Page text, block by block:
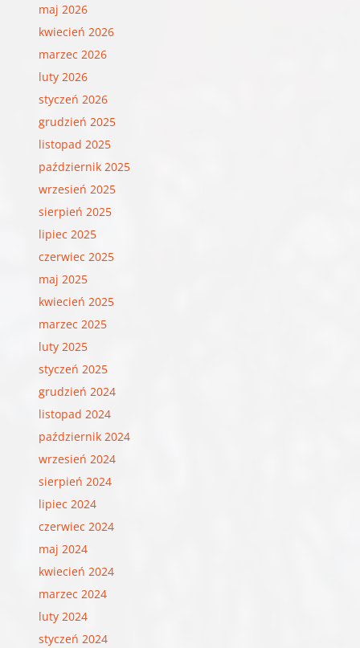
maj 2026
kwiecień 2026
marzec 2026
luty 2026
styczeń 2026
grudzień 2025
listopad 2025
październik 2025
wrzesień 2025
sierpień 2025
lipiec 2025
czerwiec 2025
maj 2025
kwiecień 2025
marzec 2025
luty 2025
styczeń 2025
grudzień 2024
listopad 2024
październik 2024
wrzesień 2024
sierpień 2024
lipiec 2024
czerwiec 2024
maj 2024
kwiecień 2024
marzec 2024
luty 2024
styczeń 2024